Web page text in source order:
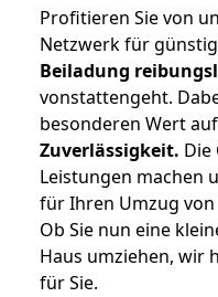
Profitieren Sie von
Netzwerk für
Beiladung
vonstattengeht.
besonderen Wert auf
Zuverlässigkeit. Die
Leistungen machen
für Ihren Umzug von
Ob Sie nun eine
Haus umziehen, wir
für Sie.